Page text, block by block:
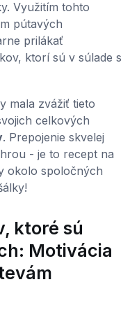
Využitím tohto
pútavých
prilákať
ktorí sú v súlade s
mala zvážiť tieto
celkových
. Prepojenie skvelej
- je to recept na
okolo spoločných
ktoré sú
Motivácia